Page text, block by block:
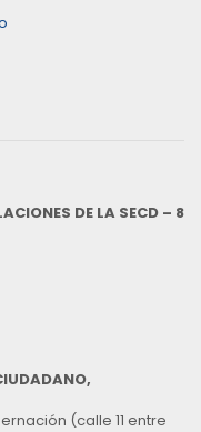
DE LA SECD – 8
(calle 11 entre